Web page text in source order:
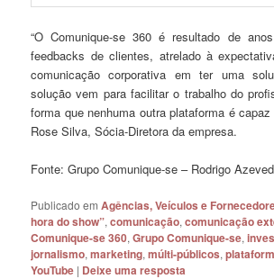
“O Comunique-se 360 é resultado de
feedbacks de clientes, atrelado à
comunicação corporativa em ter uma
solução vem para facilitar o trabalho do
forma que nenhuma outra plataforma é
Rose Silva, Sócia-Diretora da empresa.
Fonte: Grupo Comunique-se – Rodrigo
Publicado em Agências, Veículos e
hora do show”,comunicação,comunicação
Comunique-se 360,Grupo Comunique-se,
jornalismo,marketing,múlti-públicos,
YouTube | Deixe uma resposta